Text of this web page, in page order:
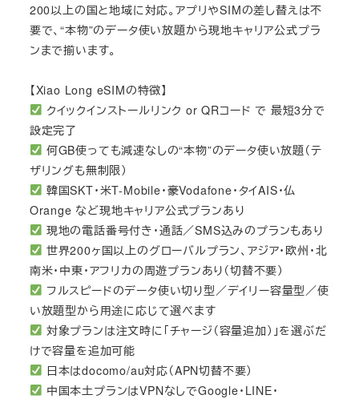
200以上の国と地域に対応。アプリやSIMの差し替えは不
要で、“本物”のデータ使い放題から現地キャリア公式プラ
ンまで揃います。
【Xiao Long eSIMの特徴】
クイックインストールリンク or QRコード で 最短3分で
設定完了
何GB使っても減速なしの“本物”のデータ使い放題（テ
ザリングも無制限）
韓国SKT・米T-Mobile・豪Vodafone・タイAIS・仏
Orange など現地キャリア公式プランあり
現地の電話番号付き・通話／SMS込みのプランもあり
世界200ヶ国以上のグローバルプラン、アジア・欧州・北
南米・中東・アフリカの周遊プランあり（切替不要）
フルスピードのデータ使い切り型／デイリー容量型／使
い放題型から用途に応じて選べます
対象プランは注文時に「チャージ（容量追加）」を選ぶだ
けで容量を追加可能
日本はdocomo/au対応（APN切替不要）
中国本土プランはVPNなしでGoogle・LINE・